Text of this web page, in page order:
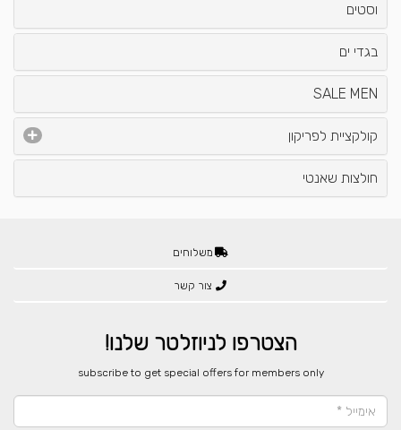
וסטים
בגדי ים
SALE MEN
קולקציית לפריקון
חולצות שאנטי
משלוחים
צור קשר
הצטרפו לניוזלטר שלנו!
​subscribe to get special offers for members only